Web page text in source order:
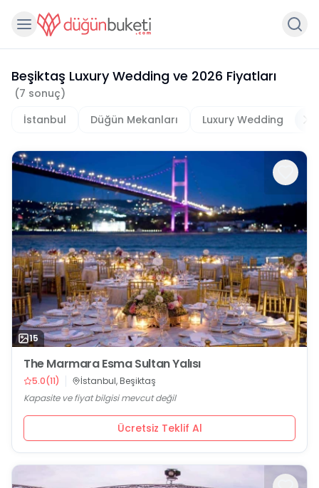
Beşiktaş Luxury Wedding ve 2026 Fiyatları
(7 sonuç)
İstanbul
Düğün Mekanları Luxury Wedding
15
The Marmara Esma Sultan Yalısı
5.0(11)
İstanbul, Beşiktaş
Kapasite ve fiyat bilgisi mevcut değil
Ücretsiz Teklif Al